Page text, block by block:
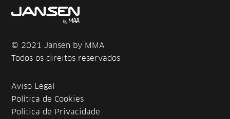
© 2021 Jansen by MMA
Todos os direitos reservados
Aviso Legal
Política de Cookies
Política de Privacidade